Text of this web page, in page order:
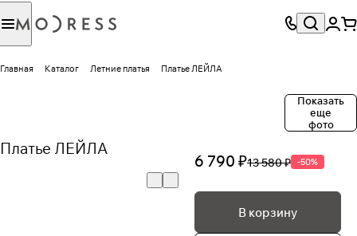
Главная Каталог Летние платья Платье ЛЕЙЛА
Показать
еще
фото
Платье ЛЕЙЛА
6 790 ₽13 580 ₽ -50%
В корзину